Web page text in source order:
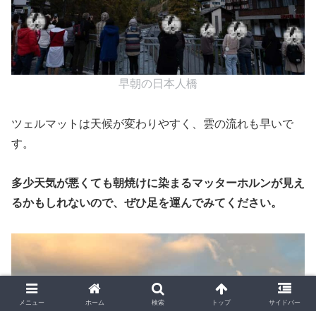
早朝の日本人橋
ツェルマットは天候が変わりやすく、雲の流れも早いで
す。
多少天気が悪くても朝焼けに染まるマッターホルンが見え
るかもしれないので、ぜひ足を運んでみてください。
メニュー ホーム 検索 トップ サイドバー